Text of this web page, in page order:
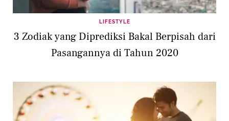
LIFESTYLE
3 Zodiak yang Diprediksi Bakal Berpisah dari
Pasangannya di Tahun 2020